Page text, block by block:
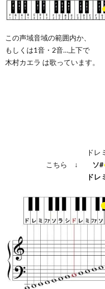
この声域音域の範囲内か、
もしくは1音・2音…上下で
木村カエラ は歌っています。
ドレ
こちら ↓
ソ#
ドレ